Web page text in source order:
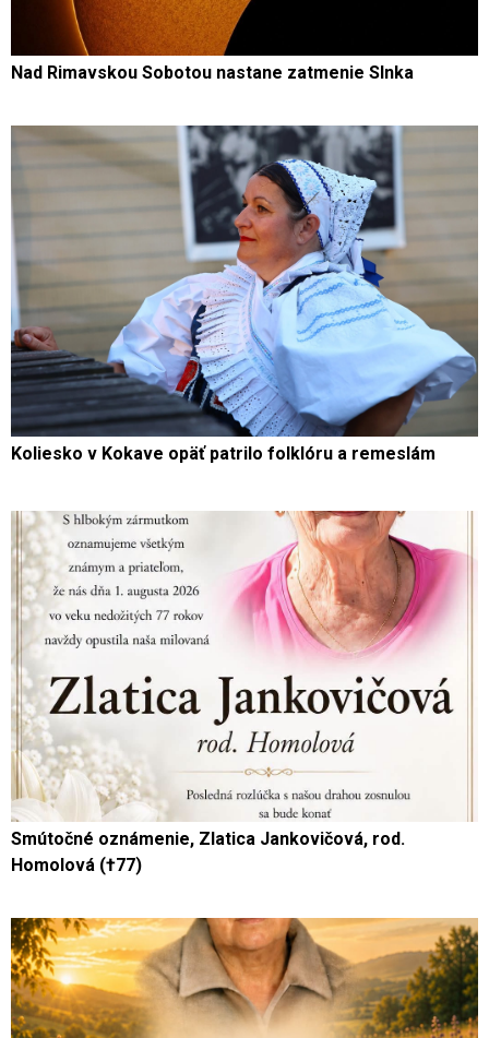
Nad Rimavskou Sobotou nastane zatmenie Slnka
Koliesko v Kokave opäť patrilo folklóru a remeslám
Smútočné oznámenie, Zlatica Jankovičová, rod.
Homolová (†77)